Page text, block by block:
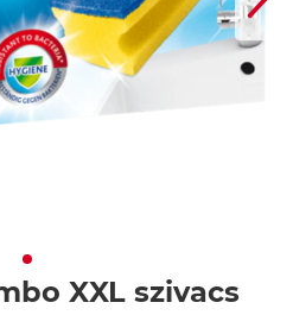
XXL szivacs